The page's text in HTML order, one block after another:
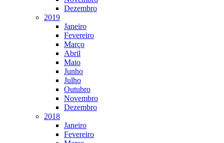
Dezembro
2019
Janeiro
Fevereiro
Março
Abril
Maio
Junho
Julho
Outubro
Novembro
Dezembro
2018
Janeiro
Fevereiro